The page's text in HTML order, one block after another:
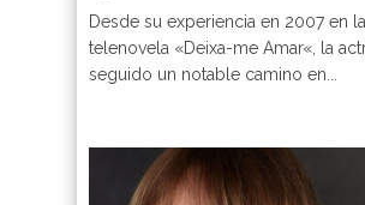
Desde su experiencia en 2007 en la
telenovela «Deixa-me Amar«, la
seguido un notable camino en...